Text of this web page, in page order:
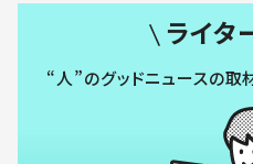
ライタ
“人”のグッドニュースの取